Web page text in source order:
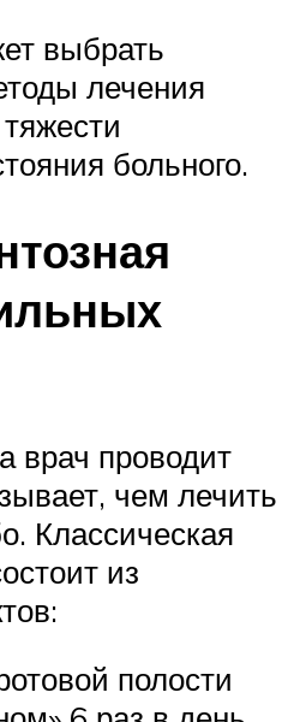
выбрать
лечения
больного.
врач проводит
чем лечить
Классическая
из
полости